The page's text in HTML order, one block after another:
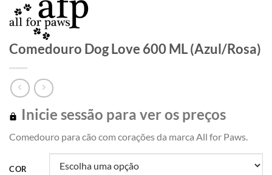
Comedouro Dog Love 600 ML (Azul/Rosa)
Inicie sessão para ver os preços
Comedouro para cão com corações da marca All for Paws.
COR